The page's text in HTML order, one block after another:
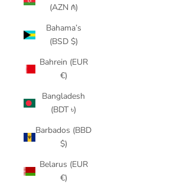
(AZN ₼)
Bahama’s
(BSD $)
Bahrein (EUR
€)
Bangladesh
(BDT ৳)
Barbados (BBD
$)
Belarus (EUR
€)